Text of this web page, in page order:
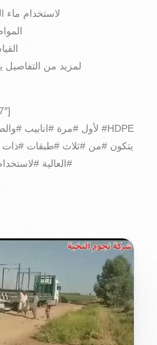
-لاستخدام ماء
-
-القياسات
-لمزيد من
#العالية